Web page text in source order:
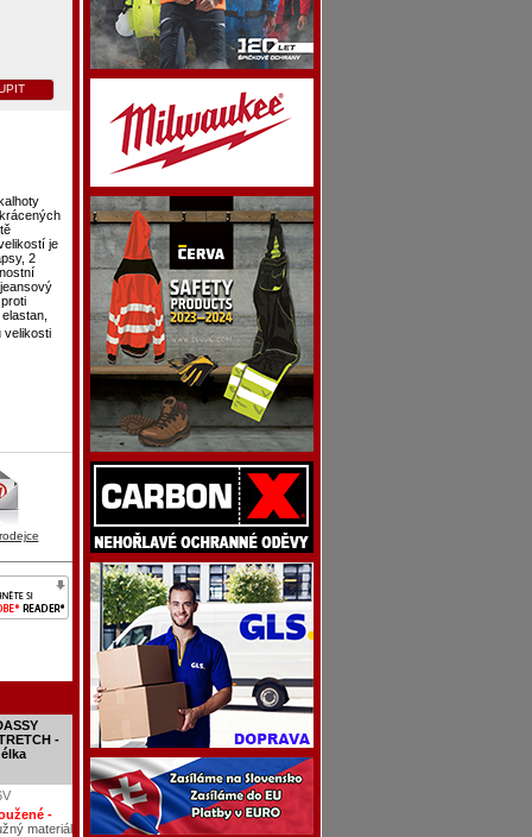
je
2
velikosti
-
-
materiál